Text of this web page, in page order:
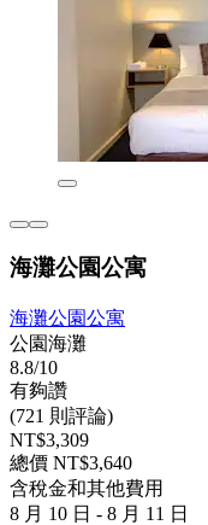
海灘公園公寓
海灘公園公寓
公園海灘
8.8/10
有夠讚
(721 則評論)
NT$3,309
總價 NT$3,640
含稅金和其他費用
8 月 10 日 - 8 月 11 日